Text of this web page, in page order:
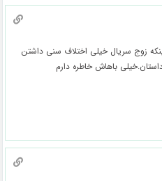
زوج سریال خیلی اختلاف سنی داشتن
باهاش خاطره دارم